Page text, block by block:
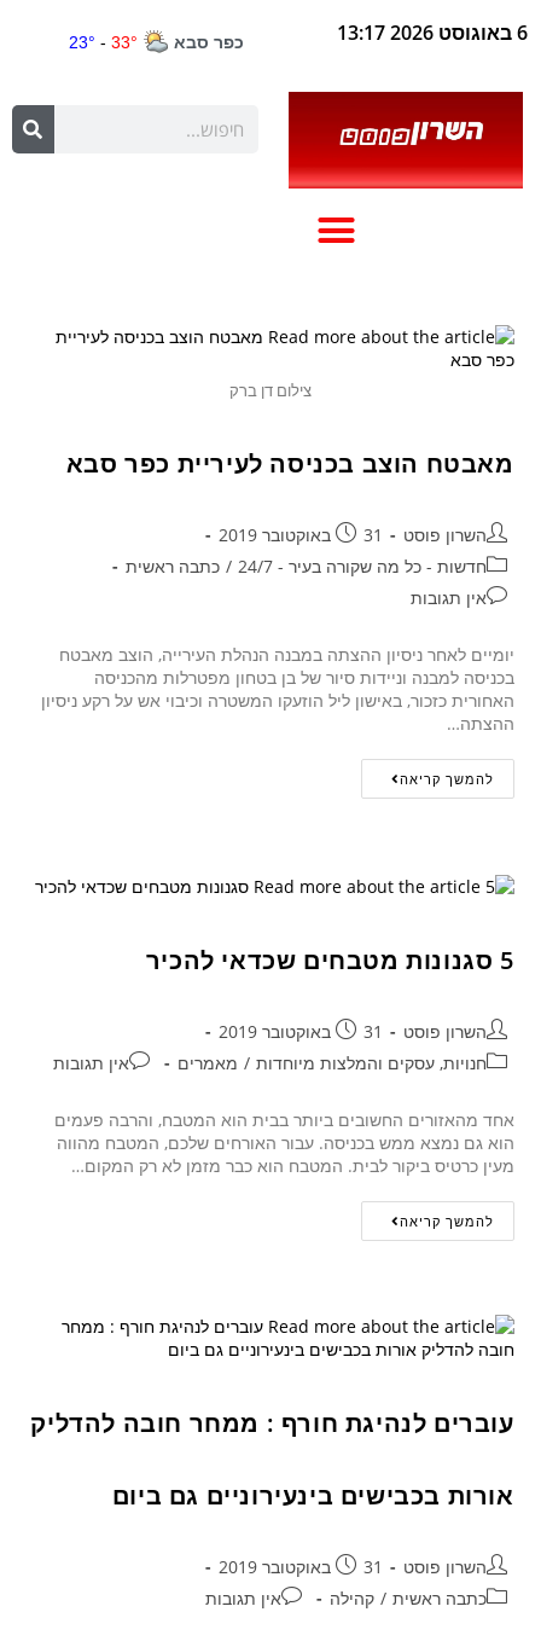
6 באוגוסט 2026 13:17
צילום דן ברק
מאבטח הוצב בכניסה לעיריית כפר סבא
השרון פוסט
31 באוקטובר 2019
חדשות - כל מה שקורה בעיר - 24/7
/ כתבה ראשית
אין תגובות
יומיים לאחר ניסיון ההצתה במבנה הנהלת העירייה, הוצב מאבטח
בכניסה למבנה וניידות סיור של בן בטחון מפטרלות מהכניסה
האחורית כזכור, באישון ליל הוזעקו המשטרה וכיבוי אש על רקע ניסיון
ההצתה…
להמשך קריאה
5 סגנונות מטבחים שכדאי להכיר
השרון פוסט
31 באוקטובר 2019
חנויות, עסקים והמלצות מיוחדות / מאמרים אין תגובות
אחד מהאזורים החשובים ביותר בבית הוא המטבח, והרבה פעמים
הוא גם נמצא ממש בכניסה. עבור האורחים שלכם, המטבח מהווה
מעין כרטיס ביקור לבית. המטבח הוא כבר מזמן לא רק המקום…
להמשך קריאה
עוברים לנהיגת חורף : ממחר חובה להדליק
אורות בכבישים בינעירוניים גם ביום
השרון פוסט
31 באוקטובר 2019
כתבה ראשית / קהילה אין תגובות